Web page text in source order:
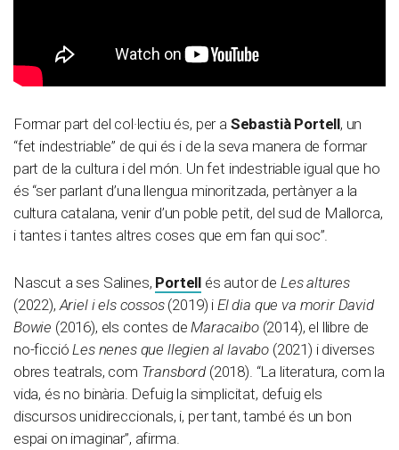
Formar part del col·lectiu és, per a Sebastià Portell, un
“fet indestriable” de qui és i de la seva manera de formar
part de la cultura i del món. Un fet indestriable igual que ho
és “ser parlant d’una llengua minoritzada, pertànyer a la
cultura catalana, venir d’un poble petit, del sud de Mallorca,
i tantes i tantes altres coses que em fan qui soc”.
Nascut a ses Salines, Portell és autor de Les altures
(2022), Ariel i els cossos(2019) i El dia que va morir David
Bowie (2016), els contes deMaracaibo(2014), el llibre de
no-ficció Les nenes que llegien al lavabo (2021) i diverses
obres teatrals, com Transbord(2018). “La literatura, com la
vida, és no binària. Defuig la simplicitat, defuig els
discursos unidireccionals, i, per tant, també és un bon
espai on imaginar”, afirma.